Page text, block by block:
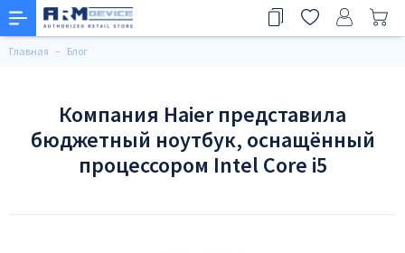
Главная Блог
Компания Haier представила
бюджетный ноутбук, оснащённый
процессором Intel Core i5